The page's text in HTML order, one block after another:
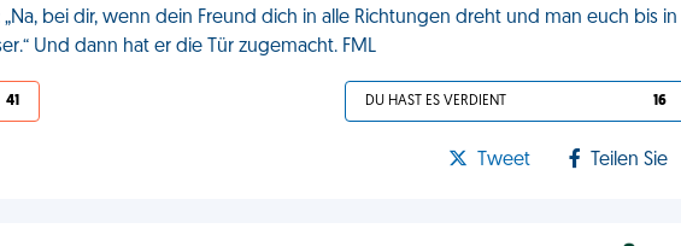
bei dir, wenn dein Freund dich in alle Richtungen dreht und man euch bis in
Und dann hat er die Tür zugemacht. FML
41 DU HAST ES VERDIENT 16
Tweet Teilen Sie